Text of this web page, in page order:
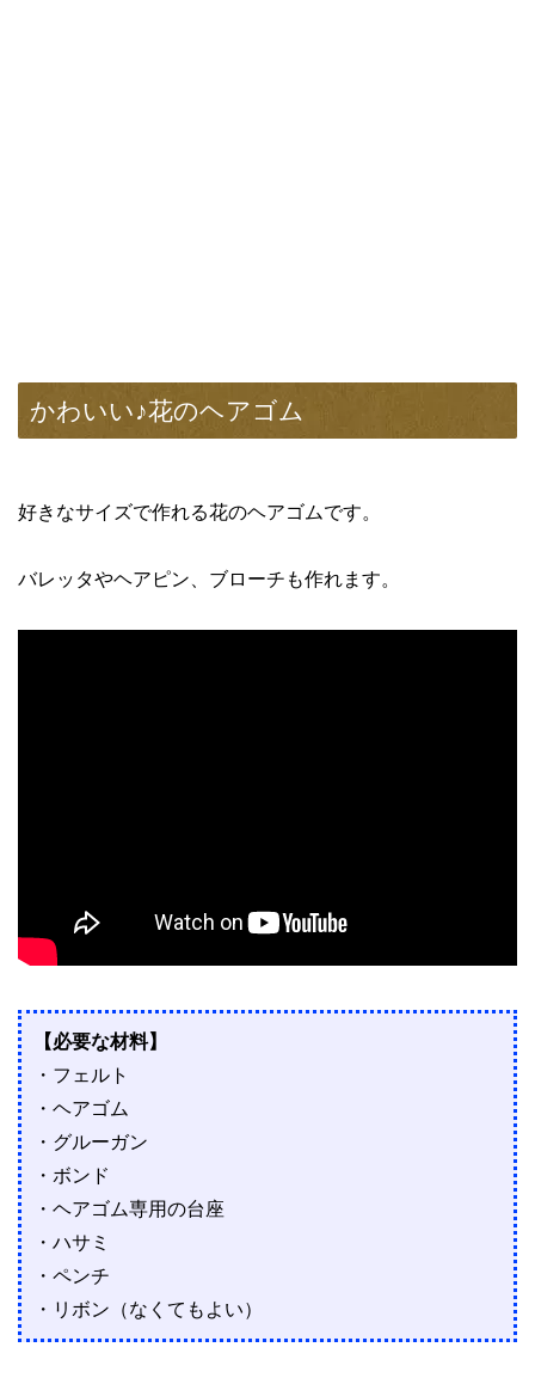
かわいい♪花のヘアゴム
好きなサイズで作れる花のヘアゴムです。
バレッタやヘアピン、ブローチも作れます。
【必要な材料】
・フェルト
・ヘアゴム
・グルーガン
・ボンド
・ヘアゴム専用の台座
・ハサミ
・ペンチ
・リボン（なくてもよい）